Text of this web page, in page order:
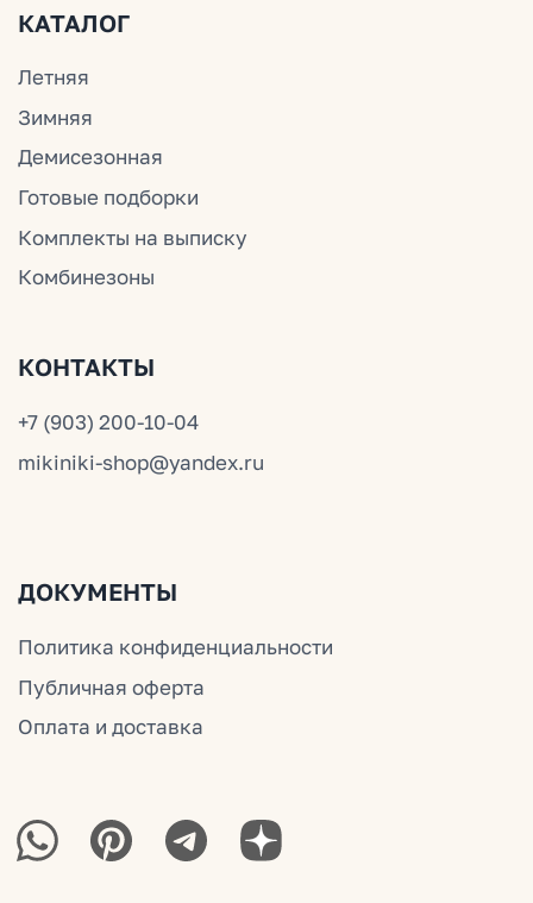
ИНН 504011454078
ОГРНИП 324774600201687
© Mikiniki 2024
Оплата и доставка